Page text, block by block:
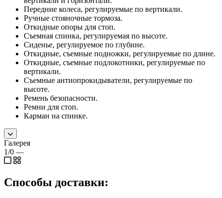
Передние колеса, регулируемые по вертикали.
Ручные стояночные тормоза.
Откидные опоры для стоп.
Съемная спинка, регулируемая по высоте.
Сиденье, регулируемое по глубине.
Откидные, съемные подножки, регулируемые по длине.
Откидные, съемные подлокотники, регулируемые по
вертикали.
Съемные антиопрокидыватели, регулируемые по
высоте.
Ремень безопасности.
Ремни для стоп.
Карман на спинке.
Галерея
1/0 —
Способы доставки: